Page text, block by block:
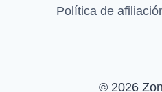
Política de
© 2026